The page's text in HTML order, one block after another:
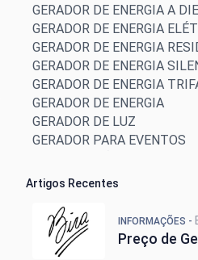
GERADOR DE ENERGIA A
GERADOR DE ENERGIA
GERADOR DE ENERGIA
GERADOR DE ENERGIA
GERADOR DE ENERGIA
GERADOR DE ENERGIA
GERADOR DE LUZ
GERADOR PARA EVENTOS
MANUTENÇÃO DE GRUPOS
ALUGUEL DE GERADORES
LOCAÇÃO GERADORES
GERADORES ELÉTRICOS
Artigos Recentes
INFORMAÇÕES -
Preço de